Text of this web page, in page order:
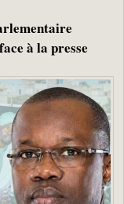
à la presse